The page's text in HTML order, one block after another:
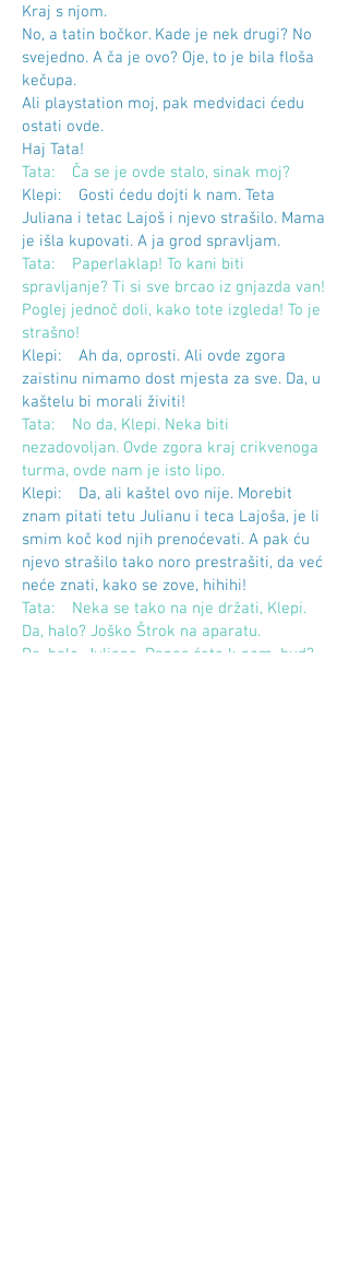
Kraj s njom.
No, a tatin bočkor. Kade je nek drugi? No
svejedno. A ča je ovo? Oje, to je bila floša
kečupa.
Ali playstation moj, pak medvidaci ćedu
ostati ovde.
Haj Tata!
Tata: Ča se je ovde stalo, sinak moj?
Klepi: Gosti ćedu dojti k nam. Teta
Juliana i tetac Lajoš i njevo strašilo. Mama
je išla kupovati. A ja grod spravljam.
Tata: Paperlaklap! To kani biti
spravljanje? Ti si sve brcao iz gnjazda van!
Poglej jednoč doli, kako tote izgleda! To je
strašno!
Klepi: Ah da, oprosti. Ali ovde zgora
zaistinu nimamo dost mjesta za sve. Da, u
kaštelu bi morali živiti!
Tata: No da, Klepi. Neka biti
nezadovoljan. Ovde zgora kraj crikvenoga
turma, ovde nam je isto lipo.
Klepi: Da, ali kaštel ovo nije. Morebit
znam pitati tetu Julianu i teca Lajoša, je li
smim koč kod njih prenoćevati. A pak ću
njevo strašilo tako noro prestrašiti, da već
neće znati, kako se zove, hihihi!
Tata: Neka se tako na nje držati, Klepi.
Da, halo? Joško Štrok na aparatu.
Da, halo, Juliana. Danas ćete k nam, bud?